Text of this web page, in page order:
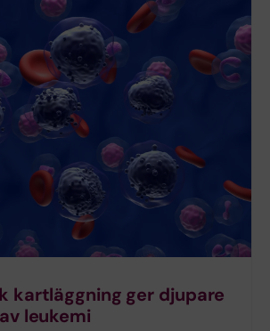
kartläggning ger djupare
leukemi